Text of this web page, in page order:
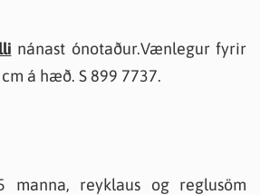
nánast ónotaður.Vænlegur fyrir
á hæð. S 899 7737.
reyklaus og reglusöm